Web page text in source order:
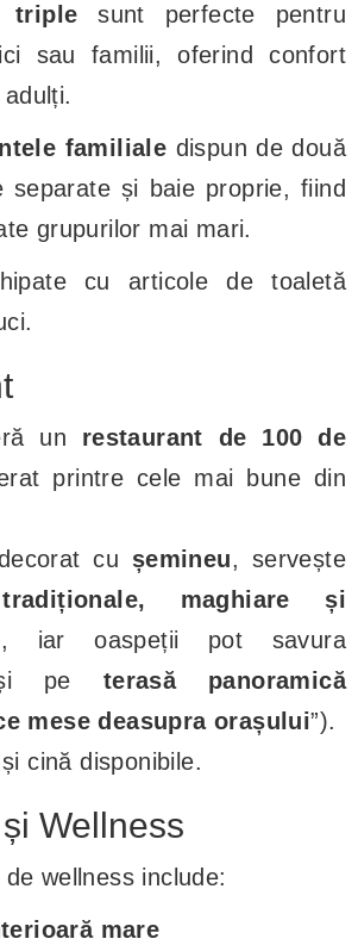
triple sunt perfecte pentru
sau familii, oferind confort
familiale dispun de două
separate și baie proprie, fiind
grupurilor mai mari.
cu articole de toaletă
un restaurant de 100 de
printre cele mai bune din
cu șemineu, servește
maghiare și
, iar oaspeții pot savura
și pe terasă panoramică
mese deasupra orașului”).
cină disponibile.
Wellness
wellness include:
mare